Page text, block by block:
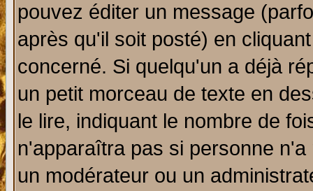
pouvez éditer un message
après qu'il soit posté) en
concerné. Si quelqu'un a déjà
un petit morceau de texte en
le lire, indiquant le nombre de
n'apparaîtra pas si personne
un modérateur ou un